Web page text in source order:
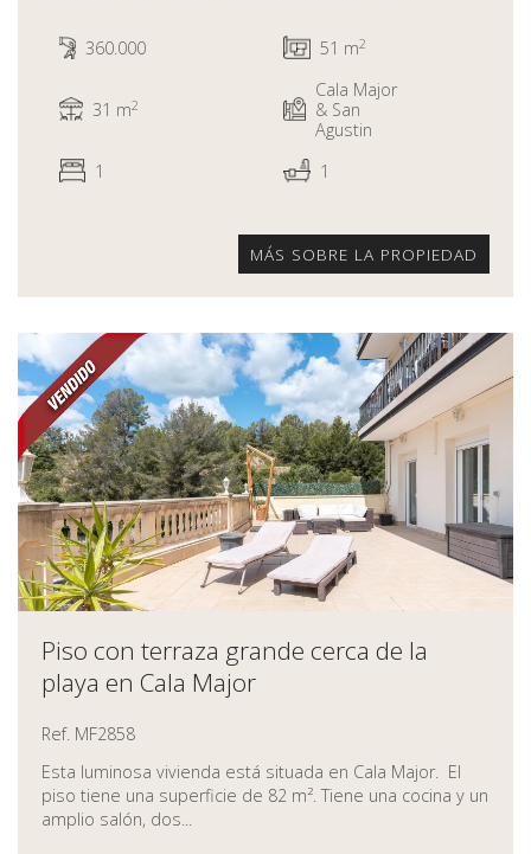
360.000 51 m2
31 m2
Cala Major
& San
Agustin
1
1
MÁS SOBRE LA PROPIEDAD
Piso con terraza grande cerca de la
playa en Cala Major
Ref. MF2858
Esta luminosa vivienda está situada en Cala Major. El
piso tiene una superficie de 82 m². Tiene una cocina y un
amplio salón, dos...